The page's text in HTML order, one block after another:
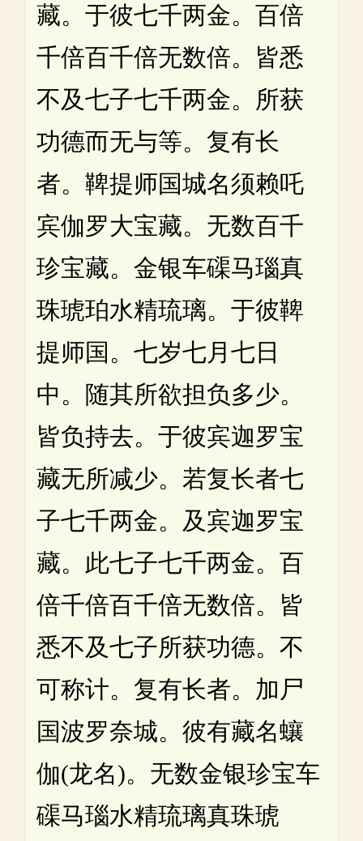
藏。于彼七千两金。百倍
千倍百千倍无数倍。皆悉
不及七子七千两金。所获
功德而无与等。复有长
者。鞞提师国城名须赖吒
宾伽罗大宝藏。无数百千
珍宝藏。金银车磲马瑙真
珠琥珀水精琉璃。于彼鞞
提师国。七岁七月七日
中。随其所欲担负多少。
皆负持去。于彼宾迦罗宝
藏无所减少。若复长者七
子七千两金。及宾迦罗宝
藏。此七子七千两金。百
倍千倍百千倍无数倍。皆
悉不及七子所获功德。不
可称计。复有长者。加尸
国波罗奈城。彼有藏名蠰
伽(龙名)。无数金银珍宝车
磲马瑙水精琉璃真珠琥